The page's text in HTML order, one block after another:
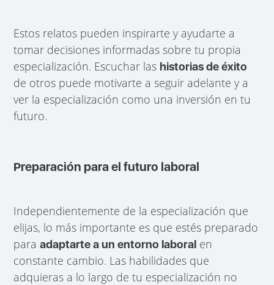
Estos relatos pueden inspirarte y ayudarte a
tomar decisiones informadas sobre tu propia
especialización. Escuchar las historias de éxito
de otros puede motivarte a seguir adelante y a
ver la especialización como una inversión en tu
futuro.
Preparación para el futuro laboral
Independientemente de la especialización que
elijas, lo más importante es que estés preparado
paraadaptarte a un entorno laboral en
constante cambio. Las habilidades que
adquieras a lo largo de tu especialización no